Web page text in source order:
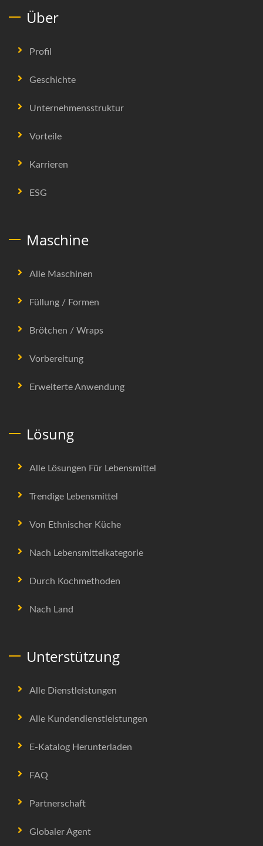
Über
Profil
Geschichte
Unternehmensstruktur
Vorteile
Karrieren
ESG
Maschine
Alle Maschinen
Füllung / Formen
Brötchen / Wraps
Vorbereitung
Erweiterte Anwendung
Lösung
Alle Lösungen Für Lebensmittel
Trendige Lebensmittel
Von Ethnischer Küche
Nach Lebensmittelkategorie
Durch Kochmethoden
Nach Land
Unterstützung
Alle Dienstleistungen
Alle Kundendienstleistungen
E-Katalog Herunterladen
FAQ
Partnerschaft
Globaler Agent